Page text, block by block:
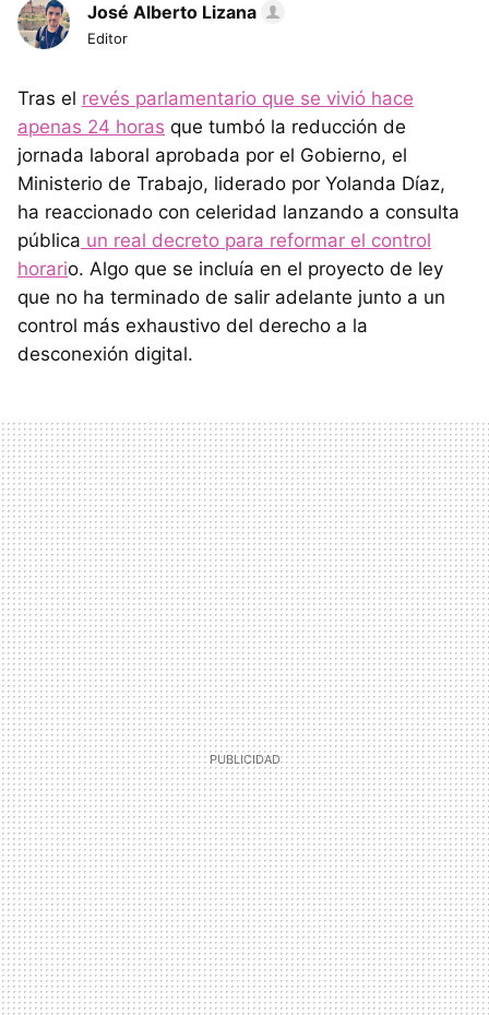
José Alberto Lizana
Editor
Tras el revés parlamentario que se vivió hace
apenas 24 horas que tumbó la reducción de
jornada laboral aprobada por el Gobierno, el
Ministerio de Trabajo, liderado por Yolanda Díaz,
ha reaccionado con celeridad lanzando a consulta
pública un real decreto para reformar el control
horario. Algo que se incluía en el proyecto de ley
que no ha terminado de salir adelante junto a un
control más exhaustivo del derecho a la
desconexión digital.